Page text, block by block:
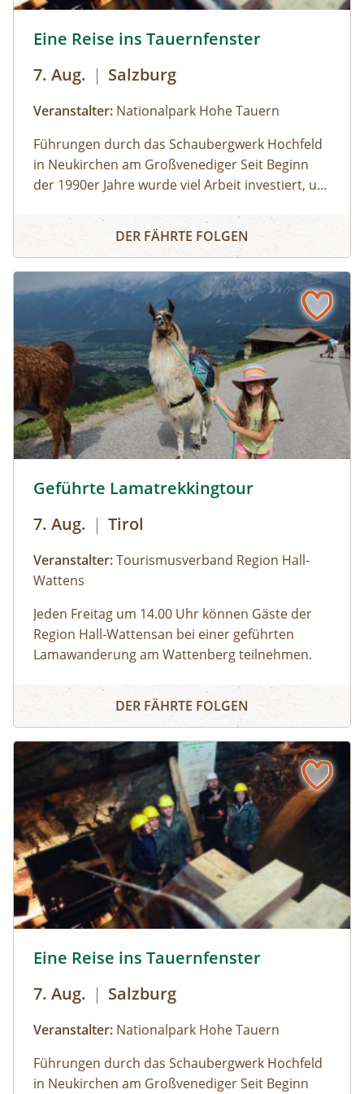
Eine Reise ins Tauernfenster
7. Aug. | Salzburg
Veranstalter: Nationalpark Hohe Tauern
Führungen durch das Schaubergwerk Hochfeld
in Neukirchen am Großvenediger Seit Beginn
der 1990er Jahre wurde viel Arbeit investiert, um
umzubauen. Die Attraktion unter Tage bietet
spannende Einblicke in die alpine Geologie und
Schaubergwerk, eine Rarität in den Hohen
Tauern, wird durch Führungen den
Besucherinnen und Besuchern zugänglich
gemacht und erklärt. So können beispielsweise
Deckungsbau des Tauernfensters und
Gesteinsaufschlüsse nachvollziehbar
veranschaulicht werden. Derzeit kann man auch
die Vernissage „Innenleben“ von Künstler Mag.
art. Michael Alexander Seywald in den Stollen
Detailinformation
Eine Reise ins Tauernfenster
DER FÄHRTE FOLGEN
Geführte Lamatrekkingtour
7. Aug. | Tirol
Veranstalter:Tourismusverband Region Hall-
Wattens
Jeden Freitag um 14.00 Uhr können Gäste der
Region Hall-Wattensan bei einer geführten
Lamawanderung am Wattenberg teilnehmen.
Wir gehen auf Tuchfühlung mit den pfiffigen
Wanderkameraden und erkunden gemeinsam
Neues über die freundlichen Paarhufer. Auf geht
Geführte Lamatrekkingtour
DER FÄHRTE FOLGEN
Eine Reise ins Tauernfenster
7. Aug. | Salzburg
Veranstalter: Nationalpark Hohe Tauern
Führungen durch das Schaubergwerk Hochfeld
in Neukirchen am Großvenediger Seit Beginn